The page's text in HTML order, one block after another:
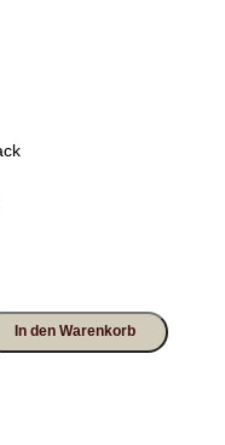
In den Warenkorb